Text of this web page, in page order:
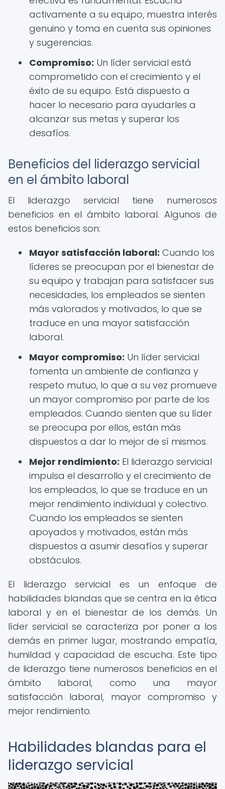
activamente a su equipo, muestra interés
genuino y toma en cuenta sus opiniones
y sugerencias.
Compromiso: Un líder servicial está
comprometido con el crecimiento y el
éxito de su equipo. Está dispuesto a
hacer lo necesario para ayudarles a
alcanzar sus metas y superar los
desafíos.
Beneficios del liderazgo servicial
en el ámbito laboral
El liderazgo servicial tiene numerosos
beneficios en el ámbito laboral. Algunos de
estos beneficios son:
Mayor satisfacción laboral: Cuando los
líderes se preocupan por el bienestar de
su equipo y trabajan para satisfacer sus
necesidades, los empleados se sienten
más valorados y motivados, lo que se
traduce en una mayor satisfacción
laboral.
Mayor compromiso: Un líder servicial
fomenta un ambiente de confianza y
respeto mutuo, lo que a su vez promueve
un mayor compromiso por parte de los
empleados. Cuando sienten que su líder
se preocupa por ellos, están más
dispuestos a dar lo mejor de sí mismos.
Mejor rendimiento: El liderazgo servicial
impulsa el desarrollo y el crecimiento de
los empleados, lo que se traduce en un
mejor rendimiento individual y colectivo.
Cuando los empleados se sienten
apoyados y motivados, están más
dispuestos a asumir desafíos y superar
obstáculos.
El liderazgo servicial es un enfoque de
habilidades blandas que se centra en la ética
laboral y en el bienestar de los demás. Un
líder servicial se caracteriza por poner a los
demás en primer lugar, mostrando empatía,
humildad y capacidad de escucha. Este tipo
de liderazgo tiene numerosos beneficios en el
ámbito laboral, como una mayor
satisfacción laboral, mayor compromiso y
mejor rendimiento.
Habilidades blandas para el
liderazgo servicial